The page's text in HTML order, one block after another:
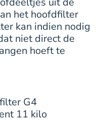
het hoofdfilter
kan indien nodig
niet direct de
hoeft te
G4
11 kilo